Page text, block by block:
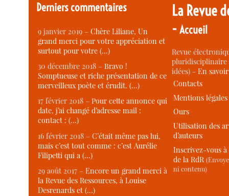
Derniers commentaires
9 janvier 2019 –Chère Liliane, Un
grand merci pour votre appréciation et
surtout pour votre (…)
30 décembre 2018 –Bravo !
Somptueuse et riche présentation de ce
merveilleux poète et érudit. (…)
17 février 2018 –Pour cette annonce qui
date, j’ai changé d’adresse mail :
contact : (…)
16 février 2018 –C’était même pas lui,
mais c’est tout comme : c’est Aurélie
Filipetti qui a (…)
29 août 2017 –Encore un grand merci à
la Revue des Ressources, à Louise
Desrenards et (…)
La Revue
-Accueil
Revue
idées) -En
Contacts
Mentions légales
Ours
Utilisation des
d’auteurs
Inscrivez-vous
de la RdR
ni contenu)